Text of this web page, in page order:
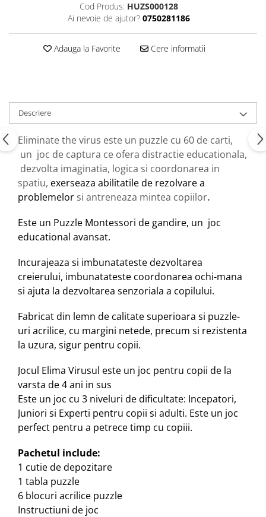
Cod Produs: HUZS000128
Ai nevoie de ajutor? 0750281186
Adauga la Favorite Cere informatii
Descriere
Eliminate the virus este un puzzle cu 60 de carti,
un joc de captura ce ofera distractie educationala,
dezvolta imaginatia, logica si coordonarea in
spatiu, exerseaza abilitatile de rezolvare a
problemelor si antreneaza mintea copiilor.
Este un Puzzle Montessori de gandire, un joc
educational avansat.
Incurajeaza si imbunatateste dezvoltarea
creierului, imbunatateste coordonarea ochi-mana
si ajuta la dezvoltarea senzoriala a copilului.
Fabricat din lemn de calitate superioara si puzzle-
uri acrilice, cu margini netede, precum si rezistenta
la uzura, sigur pentru copii.
Jocul Elima Virusul este un joc pentru copii de la
varsta de 4 ani in sus
Este un joc cu 3 niveluri de dificultate: Incepatori,
Juniori si Experti pentru copii si adulti. Este un joc
perfect pentru a petrece timp cu copiii.
Pachetul include:
1 cutie de depozitare
1 tabla puzzle
6 blocuri acrilice puzzle
Instructiuni de joc